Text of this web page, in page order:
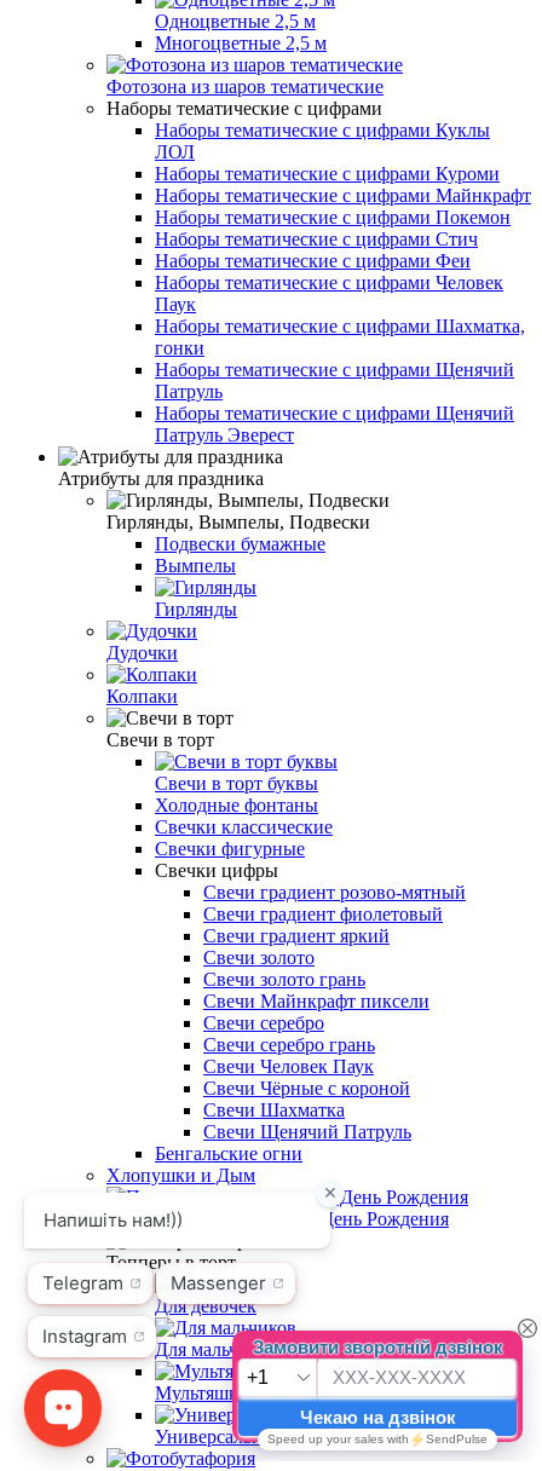
Одноцветные 2,5 м
Многоцветные 2,5 м
Фотозона из шаров тематические
Наборы тематические с цифрами
Наборы тематические с цифрами Куклы
ЛОЛ
Наборы тематические с цифрами Куроми
Наборы тематические с цифрами Майнкрафт
Наборы тематические с цифрами Покемон
Наборы тематические с цифрами Стич
Наборы тематические с цифрами Феи
Наборы тематические с цифрами Человек
Паук
Наборы тематические с цифрами Шахматка,
гонки
Наборы тематические с цифрами Щенячий
Патруль
Наборы тематические с цифрами Щенячий
Патруль Эверест
Атрибуты для праздника
Гирлянды, Вымпелы, Подвески
Подвески бумажные
Вымпелы
Гирлянды
Дудочки
Колпаки
Свечи в торт
Свечи в торт буквы
Холодные фонтаны
Свечки классические
Свечки фигурные
Свечки цифры
Свечи градиент розово-мятный
Свечи градиент фиолетовый
Свечи градиент яркий
Свечи золото
Свечи золото грань
Свечи Майнкрафт пиксели
Свечи серебро
Свечи серебро грань
Свечи Человек Паук
Свечи Чёрные с короной
Свечи Шахматка
Свечи Щенячий Патруль
Бенгальские огни
Хлопушки и Дым
Приглашения на детский День Рождения
Топперы в торт
Для девочек
Для мальчиков
Мультяшки (детские)
Универсальные